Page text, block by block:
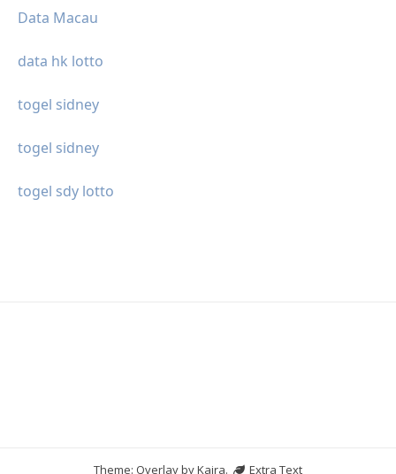
Data Macau
data hk lotto
togel sidney
togel sidney
togel sdy lotto
Theme: Overlay byKaira. Extra Text